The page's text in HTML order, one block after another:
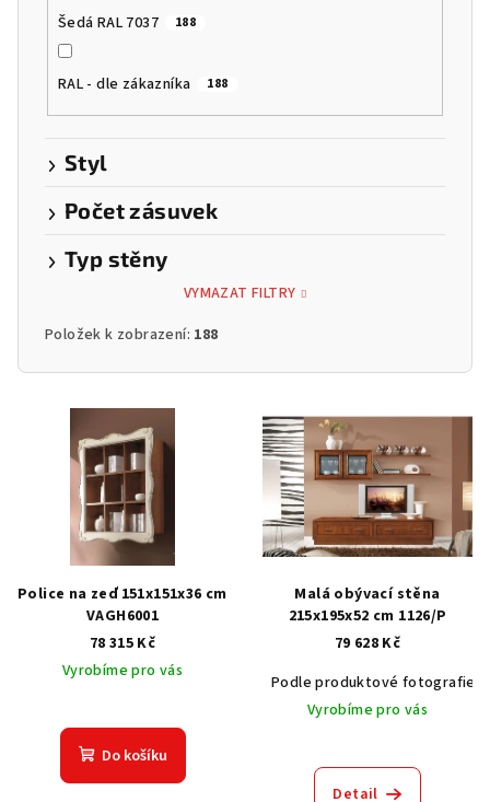
Šedá RAL 7037 188
RAL - dle zákazníka 188
Styl
Počet zásuvek
Typ stěny
VYMAZAT FILTRY
Položek k zobrazení: 188
rPolice na zeď 151x151x36 cm
VAGH6001
78 315 Kč
Vyrobíme pro vás
Do košíku
Malá obývací stěna
215x195x52 cm 1126/P
79 628 Kč
Podle produktové fotografie
Vyrobíme pro vás
Detail